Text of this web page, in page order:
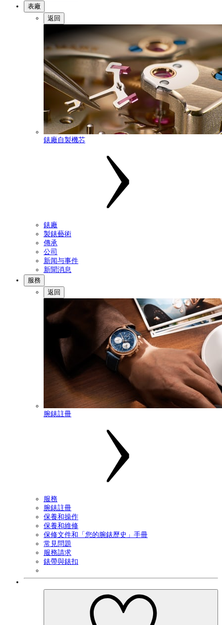
表廠
返回
錶廠自製機芯
錶廠
製錶藝術
傳承
公司
新闻与事件
新聞消息
服務
返回
腕錶註冊
服務
腕錶註冊
保養和操作
保養和維修
保修文件和「您的腕錶歷史」手冊
常見問題
服務請求
錶帶與錶扣